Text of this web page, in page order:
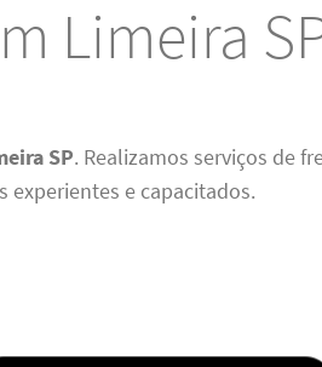
Limeira
SP. Realizamos serviços de
e capacitados.